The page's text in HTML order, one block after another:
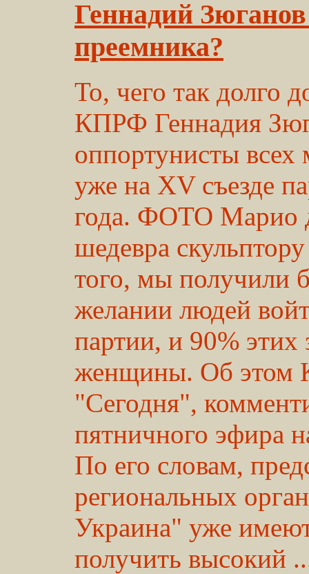
Геннадий
преемника?
То, чего так долго
КПРФ Геннадия
оппортунисты всех
уже на XV съезде
года. ФОТО Марио
шедевра
того, мы получили
желании людей
партии, и 90% этих
женщины. Об этом
"Сегодня",
пятничного эфира
По его словам,
региональных
Украина" уже
получить высокий